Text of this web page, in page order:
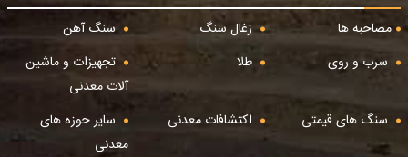
مصاحبه ها
زغال سنگ
سنگ آهن
سرب و روی
طلا
تجهیزات و ماشین
آلات معدنی
سنگ های قیمتی
اکتشافات معدنی
سایر حوزه های
معدنی